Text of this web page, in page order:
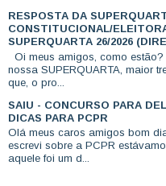
RESPOSTA DA
CONSTITUCIONAL/
SUPERQUARTA 26/2026
Oi meus amigos, como
nossa SUPERQUARTA, maior
que, o pro...
SAIU - CONCURSO PARA
DICAS PARA PCPR
Olá meus caros amigos bom
escrevi sobre a PCPR
aquele foi um d...